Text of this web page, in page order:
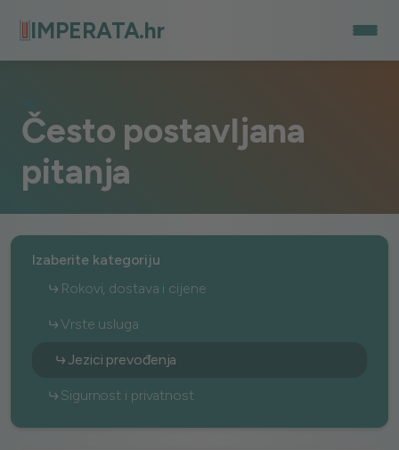
IMPERATA.hr
Često postavljana
pitanja
Izaberite kategoriju
Rokovi, dostava i cijene
Vrste usluga
Jezici prevođenja
Sigurnost i privatnost